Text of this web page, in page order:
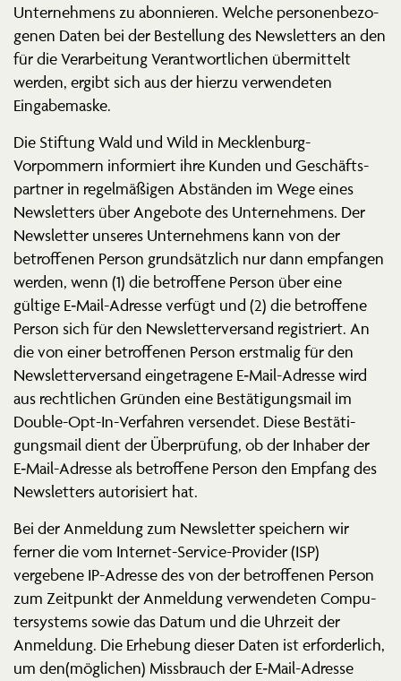
Unter­nehmens zu abonnieren. Welche perso­nen­be­zo­
genen Daten bei der Bestellung des Newsletters an den
für die Verar­beitung Verant­wort­lichen übermittelt
werden, ergibt sich aus der hierzu verwen­deten
Eingabemaske.
Die Stiftung Wald und Wild in Mecklenburg-
Vorpommern infor­miert ihre Kunden und Geschäfts­
partner in regel­mä­ßigen Abständen im Wege eines
Newsletters über Angebote des Unter­nehmens. Der
Newsletter unseres Unter­nehmens kann von der
betrof­fenen Person grund­sätzlich nur dann empfangen
werden, wenn (1) die betroffene Person über eine
gültige E‑Mail-Adresse verfügt und (2) die betroffene
Person sich für den Newslet­ter­versand regis­triert. An
die von einer betrof­fenen Person erstmalig für den
Newslet­ter­versand einge­tragene E‑Mail-Adresse wird
aus recht­lichen Gründen eine Bestä­ti­gungsmail im
Double-Opt-In-Verfahren versendet. Diese Bestä­ti­
gungsmail dient der Überprüfung, ob der Inhaber der
E‑Mail-Adresse als betroffene Person den Empfang des
Newsletters autori­siert hat.
Bei der Anmeldung zum Newsletter speichern wir
ferner die vom Internet-Service-Provider (ISP)
vergebene IP-Adresse des von der betrof­fenen Person
zum Zeitpunkt der Anmeldung verwen­deten Compu­
ter­systems sowie das Datum und die Uhrzeit der
Anmeldung. Die Erhebung dieser Daten ist erfor­derlich,
um den(möglichen) Missbrauch der E‑Mail-Adresse